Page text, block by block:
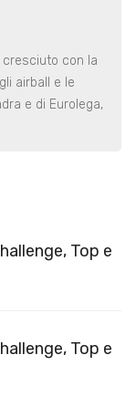
con la
airball e le
e di Eurolega,
Top e
Top e